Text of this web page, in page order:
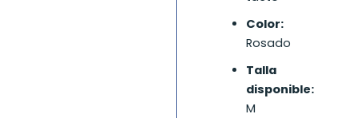
Color:
Rosado
Talla
disponible:
M